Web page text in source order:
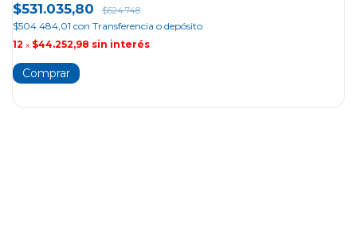
$531.035,80 $624.748
$504.484,01 con Transferencia o depósito
12 x $44.252,98 sin interés